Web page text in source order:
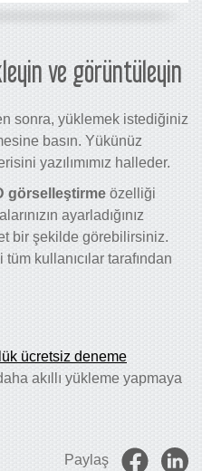
ve görüntüleyin
sonra, yüklemek istediğiniz
basın. Yükünüz
yazılımımız halleder.
görselleştirme özelliği
ayarladığınız
bir şekilde görebilirsiniz.
kullanıcılar tarafından
ücretsiz deneme
akıllı yükleme yapmaya
Paylaş